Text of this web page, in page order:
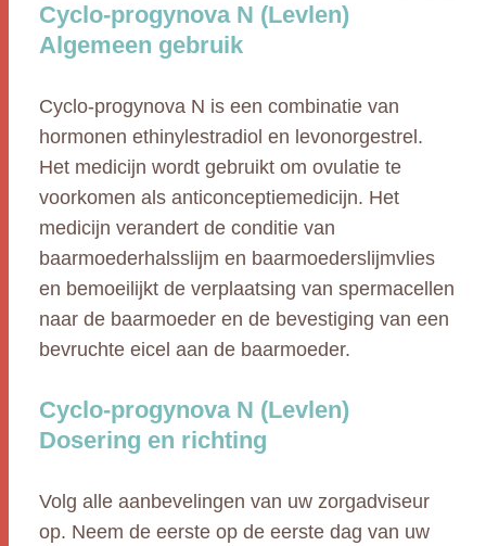
Cyclo-progynova N (Levlen)
Algemeen gebruik
Cyclo-progynova N is een combinatie van
hormonen ethinylestradiol en levonorgestrel.
Het medicijn wordt gebruikt om ovulatie te
voorkomen als anticonceptiemedicijn. Het
medicijn verandert de conditie van
baarmoederhalsslijm en baarmoederslijmvlies
en bemoeilijkt de verplaatsing van spermacellen
naar de baarmoeder en de bevestiging van een
bevruchte eicel aan de baarmoeder.
Cyclo-progynova N (Levlen)
Dosering en richting
Volg alle aanbevelingen van uw zorgadviseur
op. Neem de eerste op de eerste dag van uw